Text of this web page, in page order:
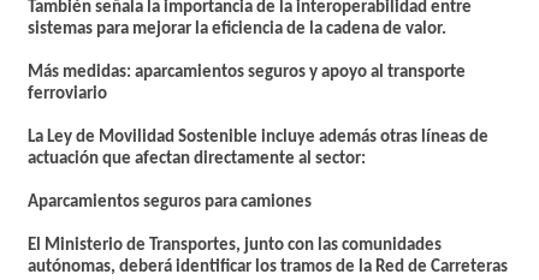
También señala la importancia de la interoperabilidad entre
sistemas para mejorar la eficiencia de la cadena de valor.
Más medidas: aparcamientos seguros y apoyo al transporte
ferroviario
La Ley de Movilidad Sostenible incluye además otras líneas de
actuación que afectan directamente al sector:
Aparcamientos seguros para camiones
El Ministerio de Transportes, junto con las comunidades
autónomas, deberá identificar los tramos de la Red de Carreteras